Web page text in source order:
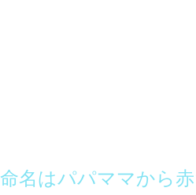
命名はパパママから